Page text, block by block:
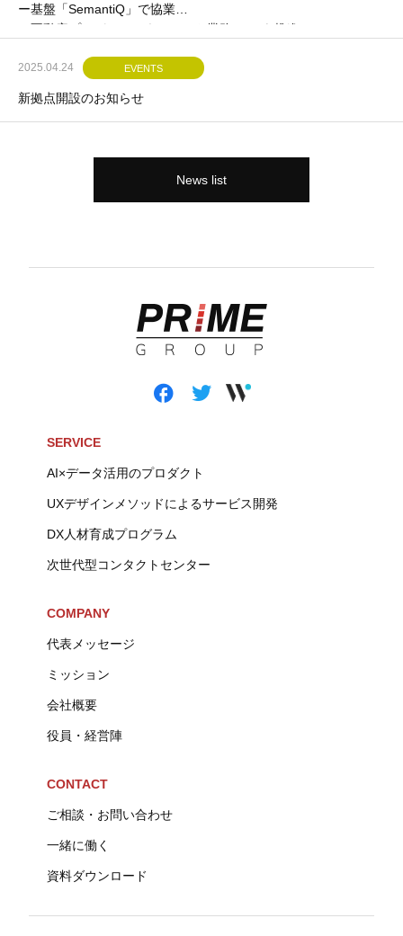
ー基盤「SemantiQ」で協業
～不動産プロパティマネジメント業務のDXを推進～
2025.04.24 EVENTS
新拠点開設のお知らせ
News list
SERVICE
AI×データ活用のプロダクト
UXデザインメソッドによるサービス開発
DX人材育成プログラム
次世代型コンタクトセンター
COMPANY
代表メッセージ
ミッション
会社概要
役員・経営陣
CONTACT
ご相談・お問い合わせ
一緒に働く
資料ダウンロード